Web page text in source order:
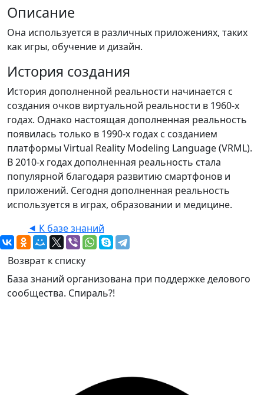
Описание
Она используется в различных приложениях, таких
как игры, обучение и дизайн.
История создания
История дополненной реальности начинается с
создания очков виртуальной реальности в 1960-х
годах. Однако настоящая дополненная реальность
появилась только в 1990-х годах с созданием
платформы Virtual Reality Modeling Language (VRML).
В 2010-х годах дополненная реальность стала
популярной благодаря развитию смартфонов и
приложений. Сегодня дополненная реальность
используется в играх, образовании и медицине.
⯇ К базе знаний
Возврат к списку
База знаний организована при поддержке делового
сообщества. Спираль?!